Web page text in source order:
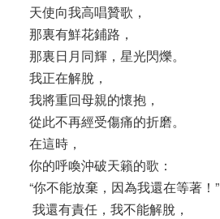
天使向我高唱贊歌，
那裏有鮮花鋪路，
那裏日月同輝，星光閃爍。
我正在解脫，
我將重回母親的懷抱，
從此不再經受傷痛的折磨。
在這時，
你的呼喚沖破天籟的歌：
“你不能放棄，因為我還在等著！”
我還有責任，我不能解脫，